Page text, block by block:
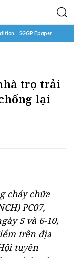
SGGP Epaper
trọ trải
lại
cháy chữa
PC07,
5 và 6-10,
trên địa
tuyên